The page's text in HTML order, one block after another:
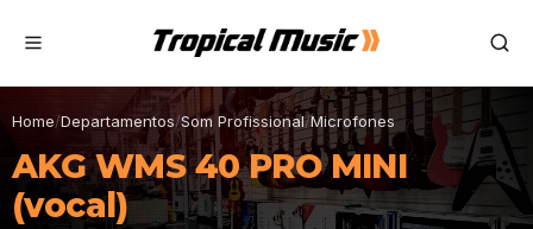
Home/Departamentos/Som Profissional/Microfones
AKG WMS 40 PRO MINI
(vocal)